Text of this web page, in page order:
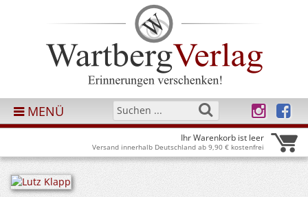
MENÜ
Ihr Warenkorb ist leer
Versand innerhalb Deutschland ab 9,90 € kostenfrei